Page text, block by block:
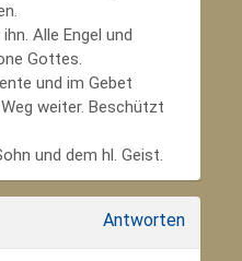
Alle Engel und
Gottes.
und im Gebet
weiter. Beschützt
und dem hl. Geist.
Antworten